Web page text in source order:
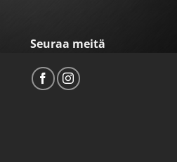
Seuraa meitä